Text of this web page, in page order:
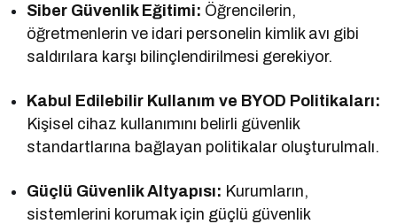
Siber Güvenlik Eğitimi: Öğrencilerin,
öğretmenlerin ve idari personelin kimlik avı gibi
saldırılara karşı bilinçlendirilmesi gerekiyor.
Kabul Edilebilir Kullanım ve BYOD Politikaları:
Kişisel cihaz kullanımını belirli güvenlik
standartlarına bağlayan politikalar oluşturulmalı.
Güçlü Güvenlik Altyapısı: Kurumların,
sistemlerini korumak için güçlü güvenlik